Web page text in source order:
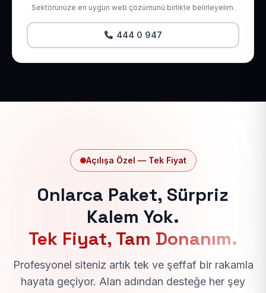
Sektörünüze en uygun web çözümünü birlikte belirleyelim.
444 0 947
Açılışa Özel — Tek Fiyat
Onlarca Paket, Sürpriz
Kalem Yok.
Tek Fiyat, Tam Donanım.
Profesyonel siteniz artık tek ve şeffaf bir rakamla
hayata geçiyor. Alan adından desteğe her şey